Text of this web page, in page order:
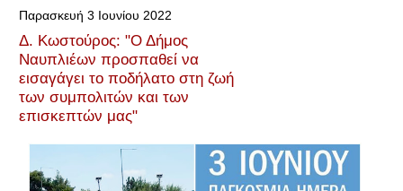
Παρασκευή 3 Ιουνίου 2022
Δ. Κωστούρος: "Ο Δήμος
Ναυπλιέων προσπαθεί να
εισαγάγει το ποδήλατο στη ζωή
των συμπολιτών και των
επισκεπτών μας"